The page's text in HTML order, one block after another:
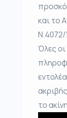
και το
Ν.4072/
Όλες
το